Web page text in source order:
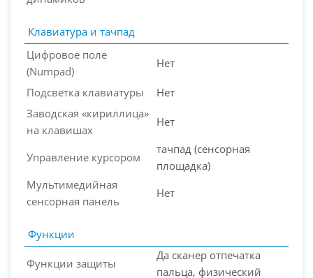
Клавиатура и тачпад
Цифровое поле
(Numpad)
Нет
Подсветка клавиатуры
Нет
Заводская «кириллица»
на клавишах
Нет
Управление курсором
тачпад (сенсорная
площадка)
Мультимедийная
сенсорная панель
Нет
Функции
Функции защиты
Да сканер отпечатка
пальца, физический